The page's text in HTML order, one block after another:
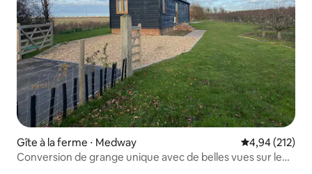
Gîte à la ferme ⋅ Medway Évaluation
4,94 (212)
Conversion de grange unique avec de belles vues sur le